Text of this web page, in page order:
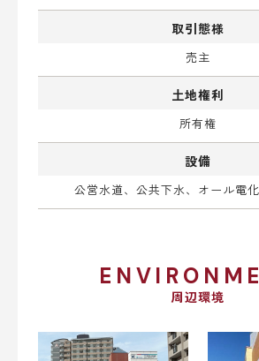
取引態様
売主
土地権利
所有権
設備
公営水道、公共下水、オール電
周辺環境